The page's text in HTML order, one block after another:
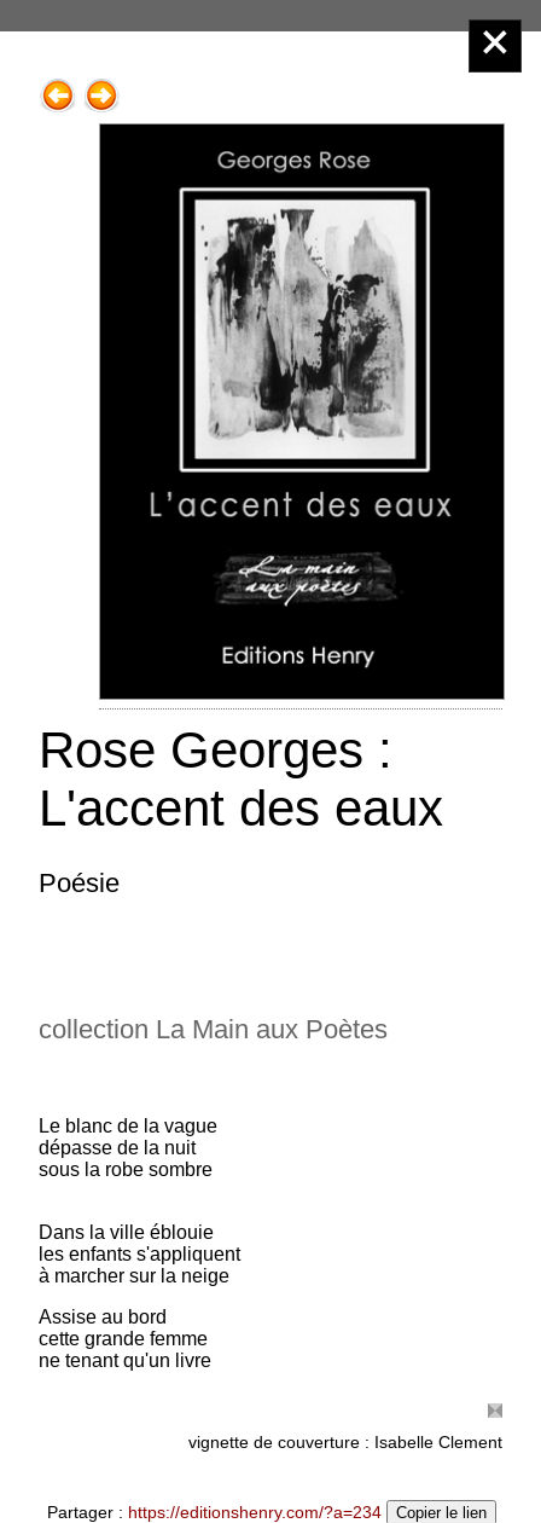
2.Poésie
on trouve des accommodements
Prix : 10.00 €
Rose Georges :
L'accent des eaux
Poésie
collection La Main aux Poètes
Le blanc de la vague
dépasse de la nuit
sous la robe sombre
Dans la ville éblouie
les enfants s'appliquent
à marcher sur la neige
Assise au bord
cette grande femme
ne tenant qu'un livre
vignette de couverture : Isabelle Clement
Partager : https://editionshenry.com/?a=234 Copier le lien